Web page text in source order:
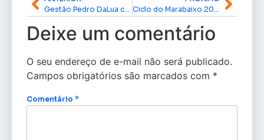
Deixe um comentário
O seu endereço de e-mail não será publicado.
Campos obrigatórios são marcados com *
Comentário *